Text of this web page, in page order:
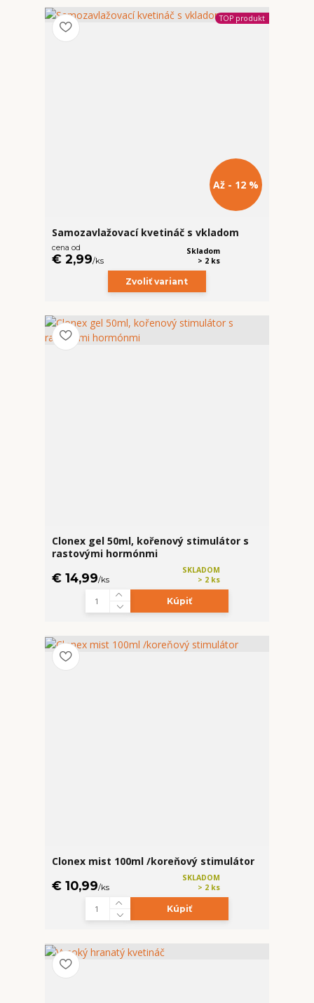
TOP produkt
Až - 12 %
Samozavlažovací kvetináč s vkladom
cena od
€ 2,99/ks
Skladom
> 2 ks
Zvoliť variant
Clonex gel 50ml, kořenový stimulátor s
rastovými hormónmi
€ 14,99/ks
SKLADOM
> 2 ks
Kúpiť
Clonex mist 100ml /koreňový stimulátor
€ 10,99/ks
SKLADOM
> 2 ks
Kúpiť